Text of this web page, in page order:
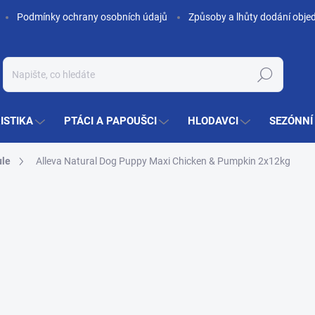
Podmínky ochrany osobních údajů Způsoby a lhůty dodání
Hledat
PTÁCI A PAPOUŠCI HLODAVCI
Alleva Natural Dog Puppy Maxi Chicken & Pumpkin 2x12kg